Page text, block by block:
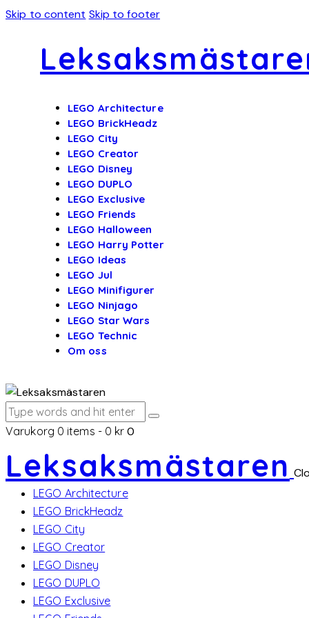
Skip to content Skip to footer
LEGO Architecture
LEGO BrickHeadz
LEGO City
LEGO Creator
LEGO Disney
LEGO DUPLO
LEGO Exclusive
LEGO Friends
LEGO Halloween
LEGO Harry Potter
LEGO Ideas
LEGO Jul
LEGO Minifigurer
LEGO Ninjago
LEGO Star Wars
LEGO Technic
Om oss
Varukorg 0 items - 0 kr 0
Leksaksmästaren
LEGO Architecture
LEGO BrickHeadz
LEGO City
LEGO Creator
LEGO Disney
LEGO DUPLO
LEGO Exclusive